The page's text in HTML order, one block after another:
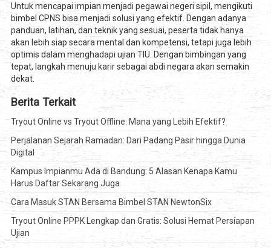
Untuk mencapai impian menjadi pegawai negeri sipil, mengikuti
bimbel CPNS bisa menjadi solusi yang efektif. Dengan adanya
panduan, latihan, dan teknik yang sesuai, peserta tidak hanya
akan lebih siap secara mental dan kompetensi, tetapi juga lebih
optimis dalam menghadapi ujian TIU. Dengan bimbingan yang
tepat, langkah menuju karir sebagai abdi negara akan semakin
dekat.
Berita Terkait
Tryout Online vs Tryout Offline: Mana yang Lebih Efektif?
Perjalanan Sejarah Ramadan: Dari Padang Pasir hingga Dunia
Digital
Kampus Impianmu Ada di Bandung: 5 Alasan Kenapa Kamu
Harus Daftar Sekarang Juga
Cara Masuk STAN Bersama Bimbel STAN NewtonSix
Tryout Online PPPK Lengkap dan Gratis: Solusi Hemat Persiapan
Ujian